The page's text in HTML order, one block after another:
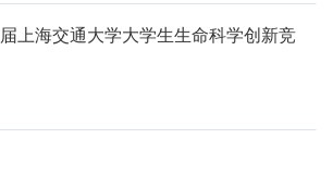
上海交通大学大学生生命科学创新竞